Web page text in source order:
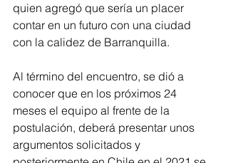
quien agregó que sería un placer
contar en un futuro con una ciudad
con la calidez de Barranquilla.
Al término del encuentro, se dió a
conocer que en los próximos 24
meses el equipo al frente de la
postulación, deberá presentar unos
argumentos solicitados y